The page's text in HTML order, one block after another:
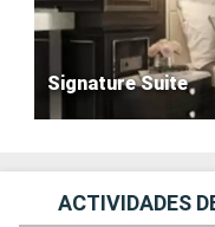
Signature Suite
ACTIVIDADES